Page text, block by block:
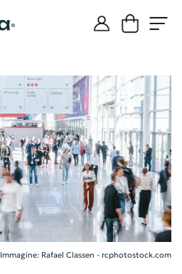
Immagine: Rafael Classen - rcphotostock.com